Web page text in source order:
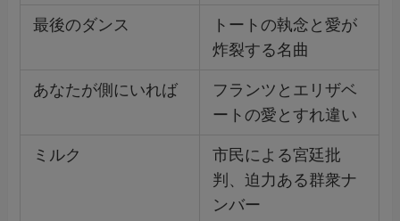
最後のダンス
トートの執念と愛が
炸裂する名曲
あなたが側にいれば
フランツとエリザベ
ートの愛とすれ違い
ミルク
市民による宮廷批
判、迫力ある群衆ナ
ンバー